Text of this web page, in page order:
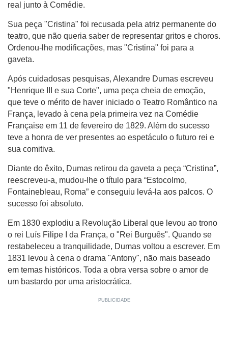
real junto à Comédie.
Sua peça "Cristina" foi recusada pela atriz permanente do
teatro, que não queria saber de representar gritos e choros.
Ordenou-lhe modificações, mas "Cristina" foi para a
gaveta.
Após cuidadosas pesquisas, Alexandre Dumas escreveu
"Henrique III e sua Corte", uma peça cheia de emoção,
que teve o mérito de haver iniciado o Teatro Romântico na
França, levado à cena pela primeira vez na Comédie
Française em 11 de fevereiro de 1829. Além do sucesso
teve a honra de ver presentes ao espetáculo o futuro rei e
sua comitiva.
Diante do êxito, Dumas retirou da gaveta a peça “Cristina”,
reescreveu-a, mudou-lhe o título para “Estocolmo,
Fontainebleau, Roma” e conseguiu levá-la aos palcos. O
sucesso foi absoluto.
Em 1830 explodiu a Revolução Liberal que levou ao trono
o rei Luís Filipe I da França, o "Rei Burguês". Quando se
restabeleceu a tranquilidade, Dumas voltou a escrever. Em
1831 levou à cena o drama "Antony", não mais baseado
em temas históricos. Toda a obra versa sobre o amor de
um bastardo por uma aristocrática.